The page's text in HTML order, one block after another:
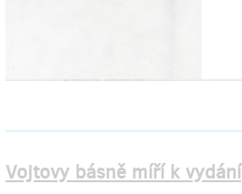
Vojtovy básně míří k vydání